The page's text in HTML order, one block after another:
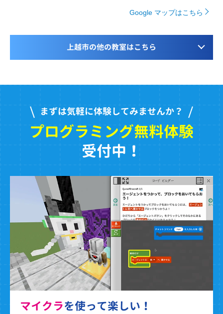
Google マップはこちら
上越市の他の教室はこちら
まずは気軽に体験してみませんか？
プログラミング無料体験
受付中！
マイクラを使って楽しい！